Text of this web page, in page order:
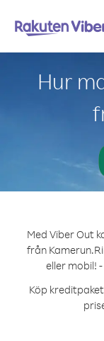
Hur
Med Viber Out
från Kamerun.
eller mobil!
Köp